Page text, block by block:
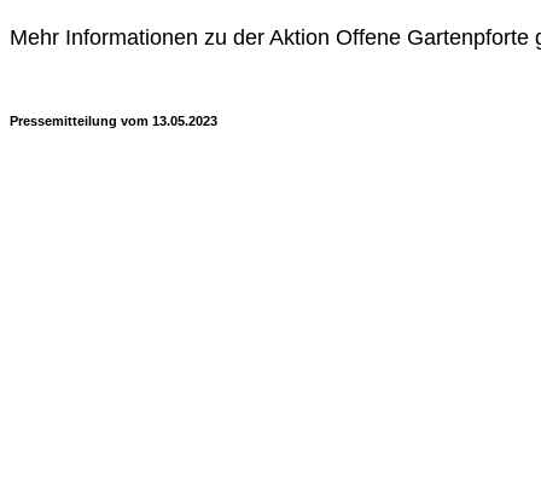
Mehr Informationen zu der Aktion Offene Gartenpforte
Pressemitteilung vom 13.05.2023